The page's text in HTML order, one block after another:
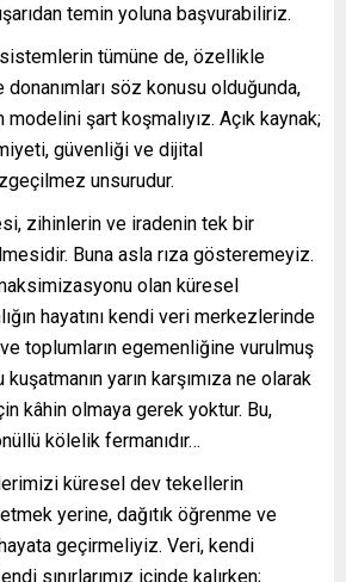
temin yoluna başvurabiliriz.
sistemlerin tümüne de, özellikle
donanımları söz konusu olduğunda,
modelini şart koşmalıyız. Açık kaynak;
güvenliği ve dijital
unsurudur.
zihinlerin ve iradenin tek bir
Buna asla rıza gösteremeyiz.
olan küresel
hayatını kendi veri merkezlerinde
toplumların egemenliğine vurulmuş
yarın karşımıza ne olarak
kâhin olmaya gerek yoktur. Bu,
kölelik fermanıdır…
küresel dev tekellerin
yerine, dağıtık öğrenme ve
geçirmeliyiz. Veri, kendi
sınırlarımız içinde kalırken;